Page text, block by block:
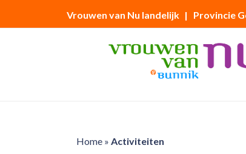
Vrouwen van Nu landelijk | Provincie
Home» Activiteiten